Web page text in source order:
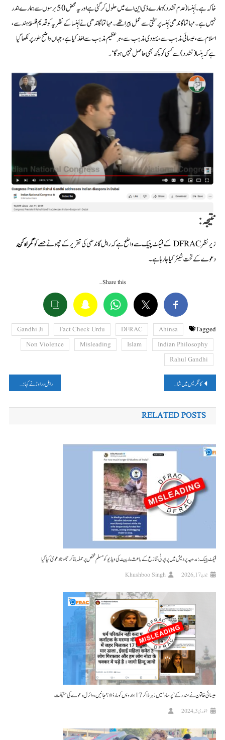
خاکہ ہے۔ اَہِنسا (عدم تشدد) ہمارے ڈی این اے میں حلول کر گئی ہے اور یہ محض 50 برسوں سے ہمارے اندر
نہیں ہے۔ مہاتما گاندھی اَہِنسا پر سختی سے عمل پیرا تھے۔ مہاتما گاندھی نے اَہِنسا کے نظریہ کو قدیم فلسفۂ ہند سے،
اسلام سے، عیسائی مذہب سے، یہودی مذہب سے، ہر عظیم مذہب سے اخذ کیا ہے، جہاں واضح طور پر لکھا گیا
ہے کہ ہِنسا (تشدد) سے کسی کو کچھ بھی حاصل نہیں ہوگا‘۔
نتیجہ:
زیر نظر DFRAC کے فیکٹ چیک سے واضح ہے کہ راہل گاندھی کی تقریر کے چھوٹے حصے کو
گمراہ کُن
دعوے کے تحت شیئر کیا جا رہا ہے۔
Share this…
Tagged
Ahinsa
DFRAC
Fact Check Urdu
Gandhi Ji
Indian Philosophy
Islam
Misleading
Non Violence
Rahul Gandhi
پوسٹوں
کی
نیویگیشن
کانگریس میں شامل ہوتے ہی YS شرمیلا نے جڑ دیا پولیس افسر کو تھپڑ؟ جانیں، وائرل ویڈیو کی حقیقت راہل دراوڑ نے کہا: سرفراز خان کو انگلینڈ کے خلاف ٹیسٹ سریز میں موقع دیا جائے گا؟ پڑھیں، فیکٹ چیک
RELATED POSTS
فیکٹ چیک: مدھیہ پردیش میں پراپرٹی تنازع کے باعث مارپیٹ کی ویڈیو کو مسلم شخص پر حملہ بتا کر جھوٹا دعویٰ کیا گیا
جون 17, 2026 Khushboo Singh
عیسائی خاتون نے مندر کے ’پرساد‘ میں زہر ملا کر 17 ہندوؤں کو مار ڈالا؟ جانیں، وائرل دعوے کی حقیقت
جنوری 3, 2024